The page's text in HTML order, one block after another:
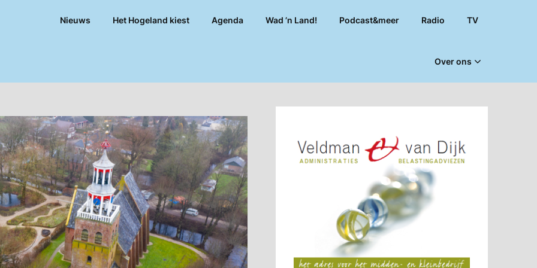
Nieuws Het Hogeland kiest Agenda Wad ’n Land! Podcast&meer Radio TV
Over ons